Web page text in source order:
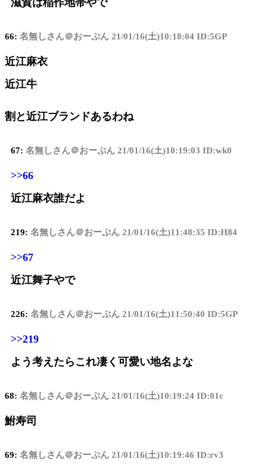
66: 名無しさん＠おーぷん 21/01/16(土)10:18:04 ID:5GP
近江麻衣
近江牛
割と近江ブランドあるわね
67: 名無しさん＠おーぷん 21/01/16(土)10:19:03 ID:wk0
>>66
近江麻衣誰だよ
219: 名無しさん＠おーぷん 21/01/16(土)11:48:35 ID:H84
>>67
近江舞子やで
226: 名無しさん＠おーぷん 21/01/16(土)11:50:40 ID:5GP
>>219
よう考えたらこれ凄く可愛い地名よな
68: 名無しさん＠おーぷん 21/01/16(土)10:19:24 ID:01c
鮒寿司
69: 名無しさん＠おーぷん 21/01/16(土)10:19:46 ID:rv3